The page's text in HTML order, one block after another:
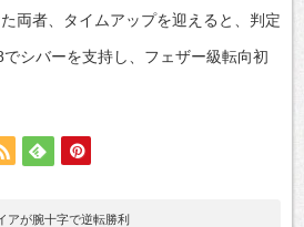
両者、タイムアップを迎えると、判定
シバーを支持し、フェザー級転向初
アが腕十字で逆転勝利